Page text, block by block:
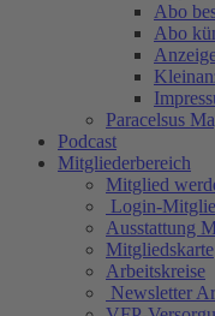
Abo
Abo
Paracelsus
Podcast
Mitgliederbereich
Mitglied
Login-
Ausstattung
Mitgliedskarte
Arbeitskreise
Newsletter